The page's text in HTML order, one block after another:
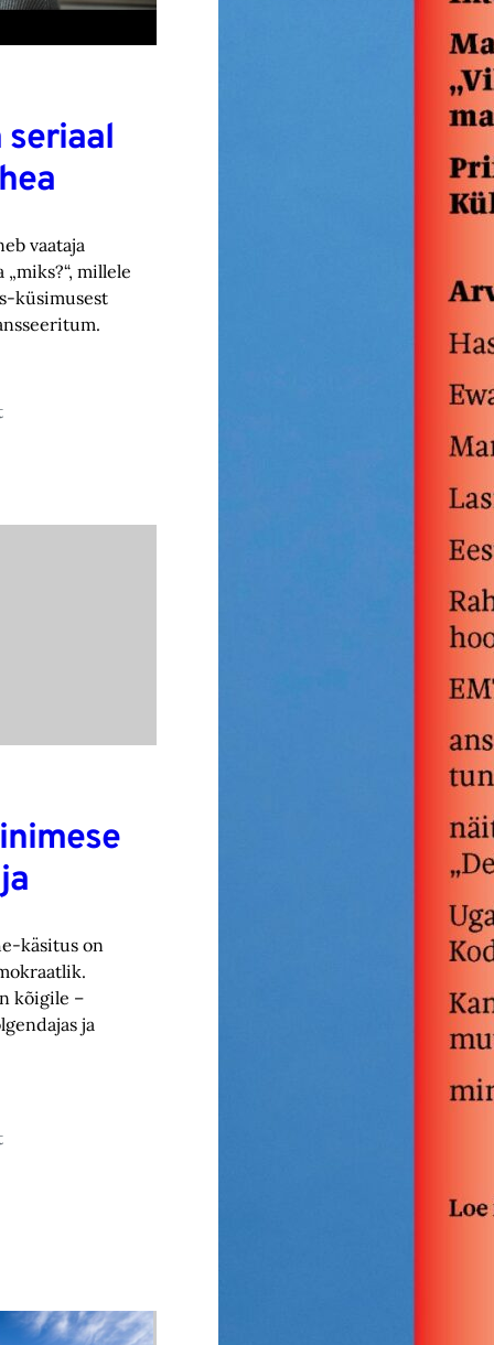
seriaal
vaataja
millele
küsimusest
käsitus on
kõigile –
ja